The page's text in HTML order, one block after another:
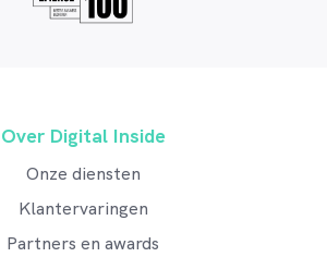
Over Digital Inside
Onze diensten
Klantervaringen
Partners en awards